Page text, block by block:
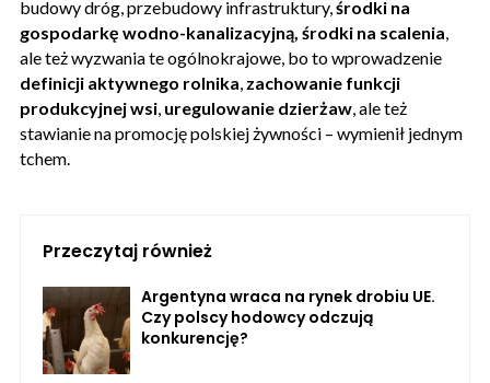
budowy dróg, przebudowy infrastruktury, środki na
gospodarkę wodno-kanalizacyjną, środki na scalenia
ale też wyzwania te ogólnokrajowe, bo to wprowadzenie
definicji aktywnego rolnika zachowanie funkcji
produkcyjnej wsi uregulowanie dzierżaw , ale też
stawianie na promocję polskiej żywności – wymienił jednym
tchem.
Przeczytaj również
Argentyna wraca na rynek drobiu UE.
Czy polscy hodowcy odczują
konkurencję?